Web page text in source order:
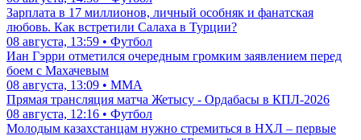
Зарплата в 17 миллионов, личный особняк и фанатская
любовь. Как встретили Салаха в Турции?
08 августа, 13:59 • Футбол
Иан Гэрри отметился очередным громким заявлением перед
боем с Махачевым
08 августа, 13:09 • ММА
Прямая трансляция матча Жетысу - Ордабасы в КПЛ-2026
08 августа, 12:16 • Футбол
Молодым казахстанцам нужно стремиться в НХЛ – первые